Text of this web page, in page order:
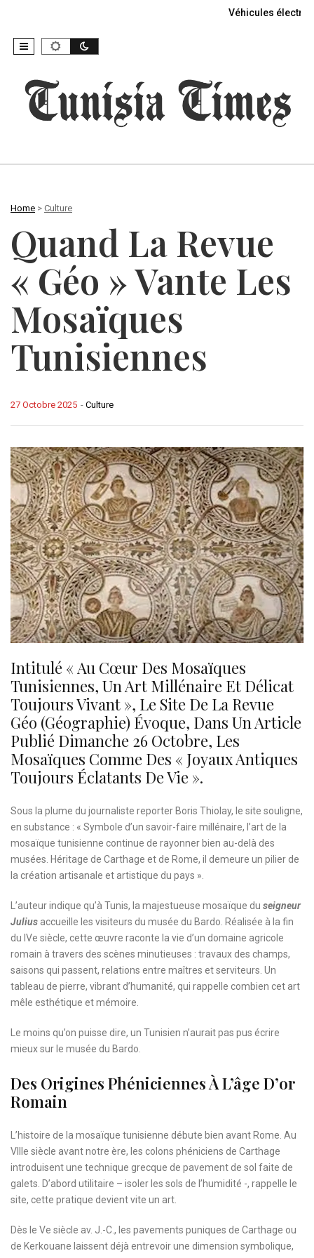
Véhicules
Home > Culture
Quand La Revue
« Géo » Vante Les
Mosaïques
Tunisiennes
- Culture
27 Octobre 2025
Intitulé « Au Cœur Des Mosaïques
Tunisiennes, Un Art Millénaire Et Délicat
Toujours Vivant », Le Site De La Revue
Géo (Géographie) Évoque, Dans Un Article
Publié Dimanche 26 Octobre, Les
Mosaïques Comme Des « Joyaux Antiques
Toujours Éclatants De Vie ».
Sous la plume du journaliste reporter Boris Thiolay, le site souligne,
en substance : « Symbole d’un savoir-faire millénaire, l’art de la
mosaïque tunisienne continue de rayonner bien au-delà des
musées. Héritage de Carthage et de Rome, il demeure un pilier de
la création artisanale et artistique du pays ».
L’auteur indique qu’à Tunis, la majestueuse mosaïque du seigneur
Julius accueille les visiteurs du musée du Bardo. Réalisée à la fin
du IVe siècle, cette œuvre raconte la vie d’un domaine agricole
romain à travers des scènes minutieuses : travaux des champs,
saisons qui passent, relations entre maîtres et serviteurs. Un
tableau de pierre, vibrant d’humanité, qui rappelle combien cet art
mêle esthétique et mémoire.
Le moins qu’on puisse dire, un Tunisien n’aurait pas pus écrire
mieux sur le musée du Bardo.
Des Origines Phéniciennes À L’âge D’or
Romain
L’histoire de la mosaïque tunisienne débute bien avant Rome. Au
VIIIe siècle avant notre ère, les colons phéniciens de Carthage
introduisent une technique grecque de pavement de sol faite de
galets. D’abord utilitaire – isoler les sols de l’humidité -, rappelle le
site, cette pratique devient vite un art.
Dès le Ve siècle av. J.-C., les pavements puniques de Carthage ou
de Kerkouane laissent déjà entrevoir une dimension symbolique,